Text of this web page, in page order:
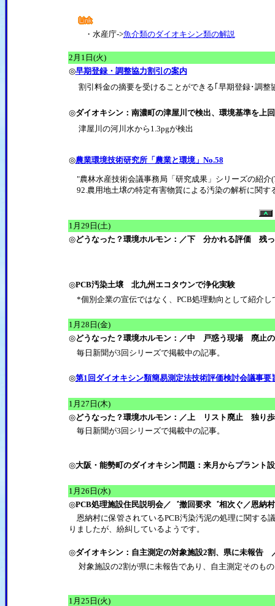
・水産庁->魚介類のダイオキシン類の解説
2月1日(火)
◎早期登録・調整協力割引の案内
割引料金の摘要を受けることができる｢早期登録･調整
◎ダイオキシン：南濃町の津屋川で検出、環境基準を上
津屋川の河川水から1.3pgが検出
◎農業環境技術研究所「農業と環境」No.58
"農林水産技術会議事務局「研究成果」シリーズの紹介
92.農用地土壌の特定有害物質による汚染の解析に関す
1月29日(土)
◎どうなった？環境ホルモン：／下 分かれる評価 残っ
◎PCB汚染土壌 北九州エコタウンで浄化実験
*個別企業の宣伝ではなく、PCB処理動向として紹介し
1月28日(金)
◎どうなった？環境ホルモン：／中 戸惑う現場 廃止の
毎日新聞が3回シリーズで掲載中の記事。
◎第1回ダイオキシン類簡易測定法技術評価検討会議事要
1月27日(木)
◎どうなった？環境ホルモン：／上 リスト廃止 独り歩
毎日新聞が3回シリーズで掲載中の記事。
◎大阪・能勢町のダイオキシン問題：来月からプラント
1月26日(水)
◎PCB処理施設住民説明会／゛撤回要求゛相次ぐ／恩納
恩納村に保管されているPCB汚染汚泥の処理に関する
りましたが、紛糾しているようです。
◎ダイオキシン：自主測定の対象施設2割、県に未報告
対象施設の2割が県に未報告であり、自主測定そのも
1月25日(火)